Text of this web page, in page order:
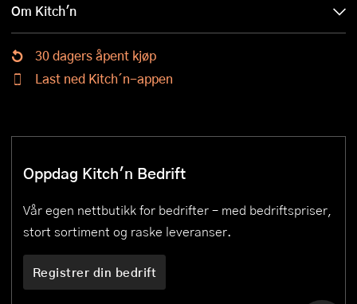
Om Kitch'n
30 dagers åpent kjøp
Last ned Kitch´n-appen
Oppdag Kitch'n Bedrift
Vår egen nettbutikk for bedrifter – med bedriftspriser,
stort sortiment og raske leveranser.
Registrer din bedrift